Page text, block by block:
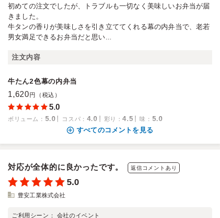
初めての注文でしたが、トラブルも一切なく美味しいお弁当が届
きました。
牛タンの香りが美味しさを引き立ててくれる幕の内弁当で、老若
男女満足できるお弁当だと思い...
注文内容
牛たん2色幕の内弁当
1,620 円（税込）
5.0
ボリューム ： 5.0 コスパ ： 4.0 彩り ：4.5 味 ： 5.0
すべてのコメントを見る
対応が全体的に良かったです。 返信コメントあり
5.0
豊安工業株式会社
ご利用シーン： 会社のイベント